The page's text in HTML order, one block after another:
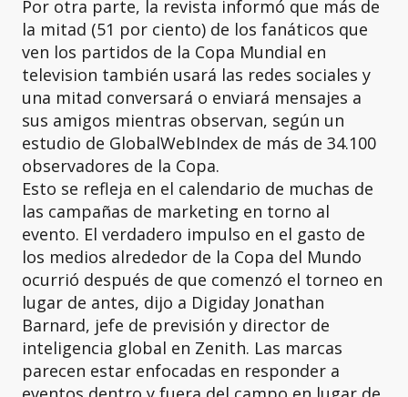
Por otra parte, la revista informó que más de
la mitad (51 por ciento) de los fanáticos que
ven los partidos de la Copa Mundial en
television también usará las redes sociales y
una mitad conversará o enviará mensajes a
sus amigos mientras observan, según un
estudio de GlobalWebIndex de más de 34.100
observadores de la Copa.
Esto se refleja en el calendario de muchas de
las campañas de marketing en torno al
evento. El verdadero impulso en el gasto de
los medios alrededor de la Copa del Mundo
ocurrió después de que comenzó el torneo en
lugar de antes, dijo a Digiday Jonathan
Barnard, jefe de previsión y director de
inteligencia global en Zenith. Las marcas
parecen estar enfocadas en responder a